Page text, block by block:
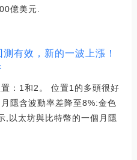
億美元.
有效，新的一波上漲！
：1和2。 位置1的多頭很好
隱含波動率差降至8%:金色
,以太坊與比特幣的一個月隱